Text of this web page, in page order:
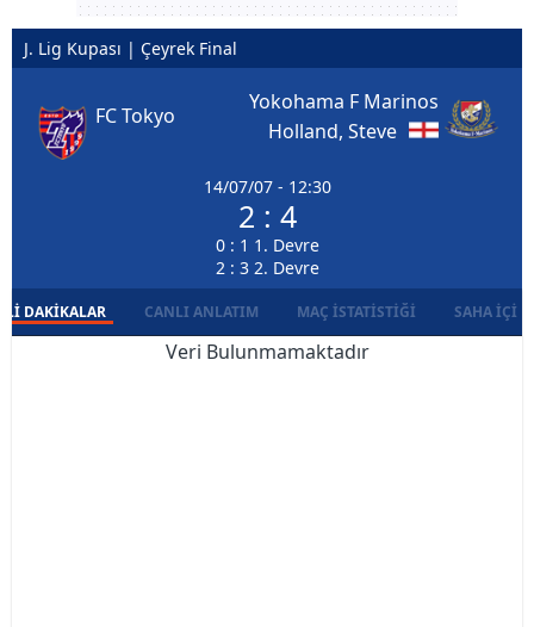
J. Lig Kupası | Çeyrek Final
FC Tokyo
14/07/07 - 12:30
2 : 4
0 : 1 1. Devre
2 : 3 2. Devre
Yokohama F Marinos
Holland, Steve
DAKIKALAR CANLI ANLATIM MAÇ İSTATISTIĞI SAHA İÇI
Veri Bulunmamaktadır